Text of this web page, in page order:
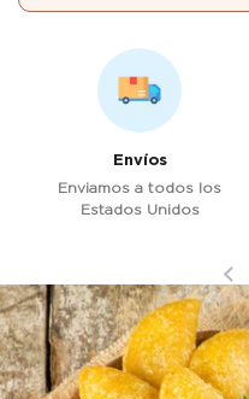
Envíos
Enviamos a todos los
Estados Unidos